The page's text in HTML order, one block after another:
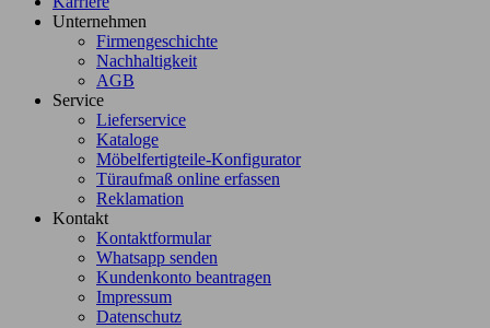
Unternehmen
Firmengeschichte
Nachhaltigkeit
AGB
Service
Lieferservice
Kataloge
Möbelfertigteile-Konfigurator
Türaufmaß online erfassen
Reklamation
Kontakt
Kontaktformular
Whatsapp senden
Kundenkonto beantragen
Impressum
Datenschutz